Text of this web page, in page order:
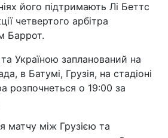
його підтримають Лі Беттс
четвертого арбітра
Баррот.
Україною запланований на
в Батумі, Грузія, на стадіоні
розпочнеться о 19:00 за
матчу між Грузією та